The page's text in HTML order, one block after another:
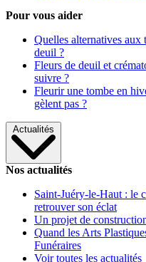
Pour vous aider
Quelles alternatives aux
deuil ?
Fleurs de deuil et
suivre ?
Fleurir une tombe en
gèlent pas ?
Actualités
Nos actualités
Saint-Juéry-le-Haut : le
retrouver son éclat
Un projet de
Quand les Arts
Funéraires
Voir toutes les actualités